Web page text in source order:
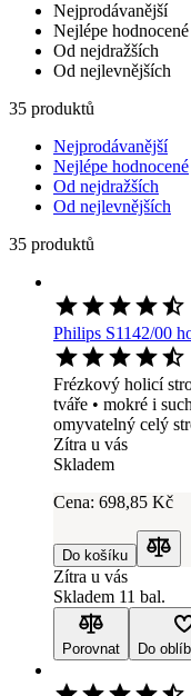
Nejprodávanější
Nejlépe hodnocené
Od nejdražších
Od nejlevnějších
35 produktů
Nejprodávanější
Nejlépe hodnocené
Od nejdražších
Od nejlevnějších
35 produktů
Philips S1142/00
Frézkový holicí
tváře • mokré i
omyvatelný celý
Zítra u vás
Skladem
Cena: 698,85 Kč
Do košíku
Zítra u vás
Skladem 11 bal.
Porovnat Do